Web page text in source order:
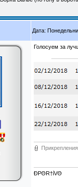
Дата:
Голосуем за
ĐPΘR†ίVΘ